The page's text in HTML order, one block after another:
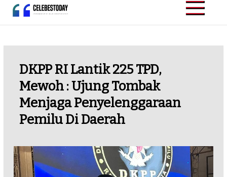
Skip
CELEBESTODAY.ID
Informatif dan
DKPP RI Lantik 225 TPD,
Mewoh : Ujung Tombak
Menjaga Penyelenggaraan
Pemilu Di Daerah